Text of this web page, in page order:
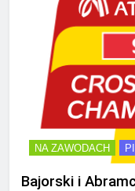
NA ZAWODACH
Bajorski i